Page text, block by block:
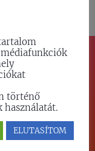
VELED A
médiafunkciók
történő
használatát.
ELUTASÍTOM